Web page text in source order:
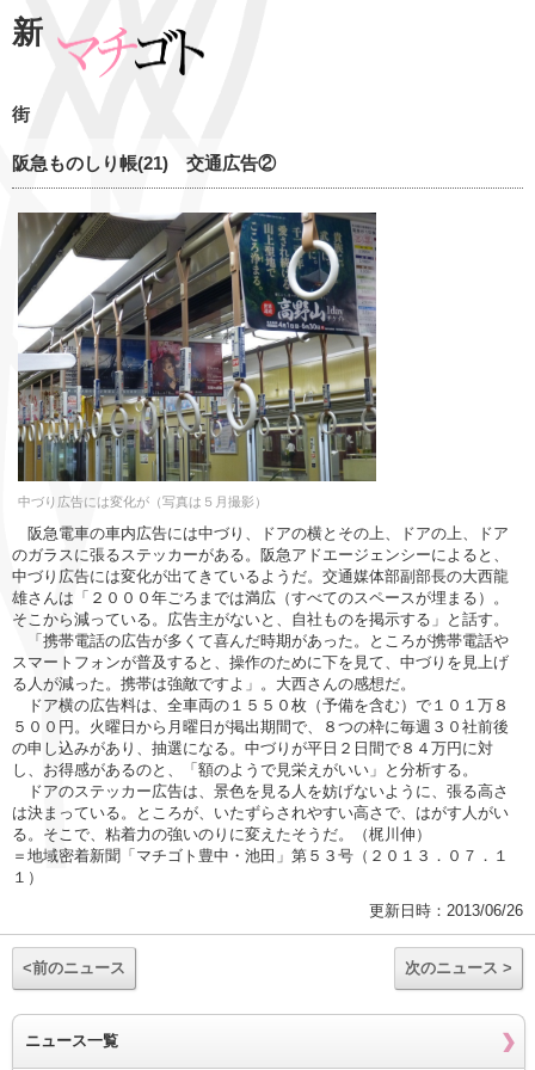
新
街
阪急ものしり帳(21) 交通広告②
中づり広告には変化が（写真は５月撮影）
阪急電車の車内広告には中づり、ドアの横とその上、ドアの上、ドア
のガラスに張るステッカーがある。阪急アドエージェンシーによると、
中づり広告には変化が出てきているようだ。交通媒体部副部長の大西龍
雄さんは「２０００年ごろまでは満広（すべてのスペースが埋まる）。
そこから減っている。広告主がないと、自社ものを掲示する」と話す。
「携帯電話の広告が多くて喜んだ時期があった。ところが携帯電話や
スマートフォンが普及すると、操作のために下を見て、中づりを見上げ
る人が減った。携帯は強敵ですよ」。大西さんの感想だ。
ドア横の広告料は、全車両の１５５０枚（予備を含む）で１０１万８
５００円。火曜日から月曜日が掲出期間で、８つの枠に毎週３０社前後
の申し込みがあり、抽選になる。中づりが平日２日間で８４万円に対
し、お得感があるのと、「額のようで見栄えがいい」と分析する。
ドアのステッカー広告は、景色を見る人を妨げないように、張る高さ
は決まっている。ところが、いたずらされやすい高さで、はがす人がい
る。そこで、粘着力の強いのりに変えたそうだ。（梶川伸）
＝地域密着新聞「マチゴト豊中・池田」第５３号（２０１３．０７．１
１）
更新日時：2013/06/26
<前のニュース 次のニュース >
ニュース一覧